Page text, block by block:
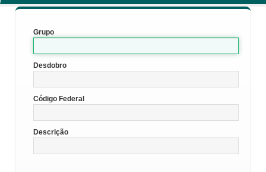
Grupo
Desdobro
Código Federal
Descrição